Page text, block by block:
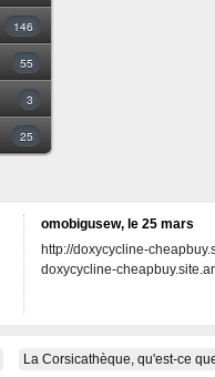
146
55
3
25
omobigusew, le 25 mars
http://doxycycline-
doxycycline-
La Corsicathèque, qu'est-ce